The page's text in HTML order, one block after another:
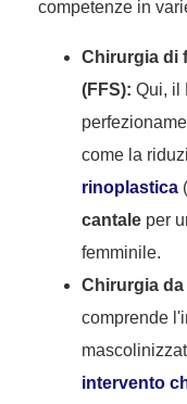
competenze in
Chirurgia di
(FFS): Qui, il
come la
rinoplastica
cantale per
femminile.
Chirurgia da
comprende
intervento